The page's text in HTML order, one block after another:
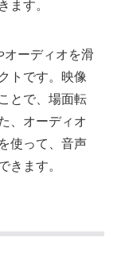
ます。
オーディオを滑
トです。映像
とで、場面転
、オーディオ
使って、音声
きます。